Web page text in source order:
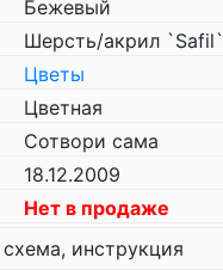
Бежевый
Шерсть/акрил `Safil`
Цветы
Цветная
Сотвори сама
18.12.2009
Нет в продаже
инструкция